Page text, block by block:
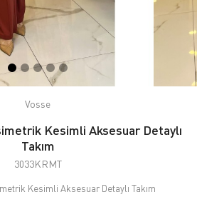
Vosse
Kesimli Aksesuar Detaylı
Takım
3033KRMT
Kesimli Aksesuar Detaylı Takım